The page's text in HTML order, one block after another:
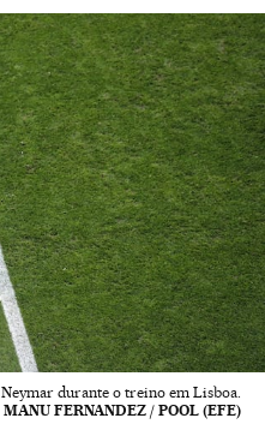
Neymar durante o treino em Lisboa.
MANU FERNANDEZ / POOL (EFE)